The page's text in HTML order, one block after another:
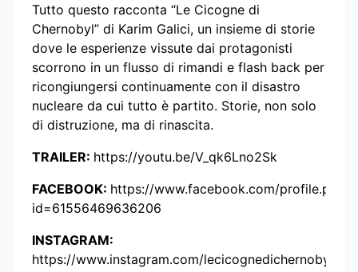
Tutto questo racconta “Le Cicogne di
Chernobyl” di Karim Galici, un insieme di storie
dove le esperienze vissute dai protagonisti
scorrono in un flusso di rimandi e flash back per
ricongiungersi continuamente con il disastro
nucleare da cui tutto è partito. Storie, non solo
di distruzione, ma di rinascita.
TRAILER: https://youtu.be/V_qk6Lno2Sk
FACEBOOK: https://www.facebook.com/profile.php?
id=61556469636206
INSTAGRAM:
https://www.instagram.com/lecicognedichernobyl/